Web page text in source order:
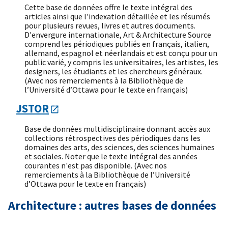
Cette base de données offre le texte intégral des
articles ainsi que l'indexation détaillée et les résumés
pour plusieurs revues, livres et autres documents.
D'envergure internationale, Art & Architecture Source
comprend les périodiques publiés en français, italien,
allemand, espagnol et néerlandais et est conçu pour un
public varié, y compris les universitaires, les artistes, les
designers, les étudiants et les chercheurs généraux.
(Avec nos remerciements à la Bibliothèque de
l’Université d’Ottawa pour le texte en français)
JSTOR
Base de données multidisciplinaire donnant accès aux
collections rétrospectives des périodiques dans les
domaines des arts, des sciences, des sciences humaines
et sociales. Noter que le texte intégral des années
courantes n'est pas disponible. (Avec nos
remerciements à la Bibliothèque de l’Université
d’Ottawa pour le texte en français)
Architecture : autres bases de données